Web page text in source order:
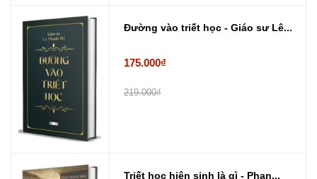
Đường vào triết học - Giáo sư Lê...
175.000₫
219.000₫
Triết học hiện sinh là gì - Phan...